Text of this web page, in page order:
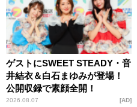
ゲストにSWEET STEADY・音
井結衣＆白石まゆみが登場！
公開収録で素顔全開！
2026.08.07 AD